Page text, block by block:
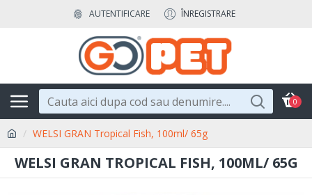
AUTENTIFICARE ÎNREGISTRARE
0
WELSI GRAN Tropical Fish, 100ml/ 65g
WELSI GRAN TROPICAL FISH, 100ML/ 65G